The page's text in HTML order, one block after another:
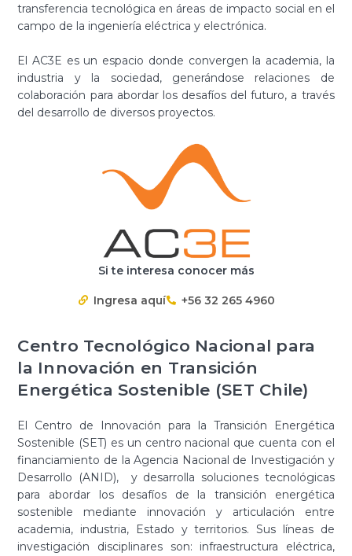
transferencia tecnológica en áreas de impacto social en el
campo de la ingeniería eléctrica y electrónica.
El AC3E es un espacio donde convergen la academia, la
industria y la sociedad, generándose relaciones de
colaboración para abordar los desafíos del futuro, a través
del desarrollo de diversos proyectos.
Si te interesa conocer más
Ingresa aquí +56 32 265 4960
Centro Tecnológico Nacional para
la Innovación en Transición
Energética Sostenible (SET Chile)
El Centro de Innovación para la Transición Energética
Sostenible (SET) es un centro nacional que cuenta con el
financiamiento de la Agencia Nacional de Investigación y
Desarrollo (ANID), y desarrolla soluciones tecnológicas
para abordar los desafíos de la transición energética
sostenible mediante innovación y articulación entre
academia, industria, Estado y territorios. Sus líneas de
investigación disciplinares son: infraestructura eléctrica,